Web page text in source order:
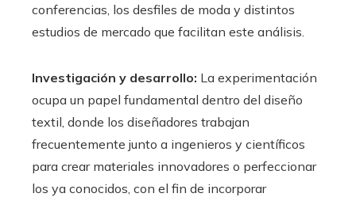
conferencias, los desfiles de moda y distintos
estudios de mercado que facilitan este análisis.
Investigación y desarrollo: La experimentación
ocupa un papel fundamental dentro del diseño
textil, donde los diseñadores trabajan
frecuentemente junto a ingenieros y científicos
para crear materiales innovadores o perfeccionar
los ya conocidos, con el fin de incorporar